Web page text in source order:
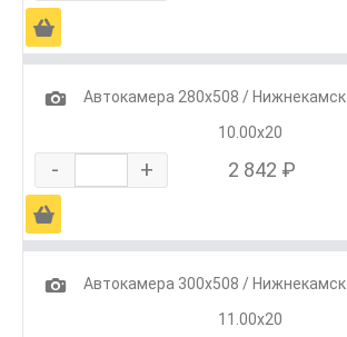
Ä
1
Автокамера 280х508 / Нижнекамск
10.00х20
- + 2 842 ₽
Ä
1
Автокамера 300х508 / Нижнекамск
11.00х20